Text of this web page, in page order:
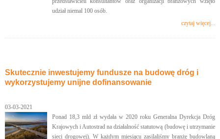
udział niemal 100 osób.
czytaj więcej...
Skutecznie inwestujemy fundusze na budowę dróg i
wykorzystujemy unijne dofinansowanie
03-03-2021
Ponad 18,3 mld zł wydała w 2020 roku Generalna Dyrekcja Dróg
Krajowych i Autostrad na działalność statutową (budowę i utrzymanie
sieci drogowej). W każdym miesiącu zasilaliśmy branżę budowlaną